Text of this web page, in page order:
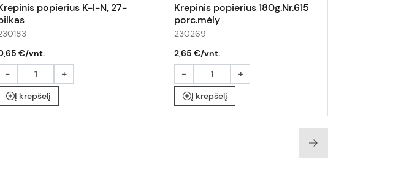
popierius K-I-N, 27-
€/vnt.
- +
Į krepšelį
Krepinis popierius 180g.Nr.615
porc.mėly
230269
2,65 €/vnt.
- +
Į krepšelį